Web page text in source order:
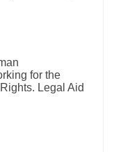
for the
Legal Aid